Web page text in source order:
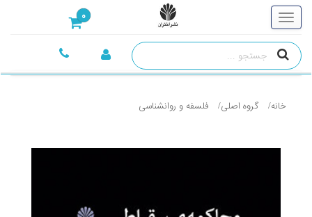
0
خانه گروه اصلی فلسفه و روانشناسی